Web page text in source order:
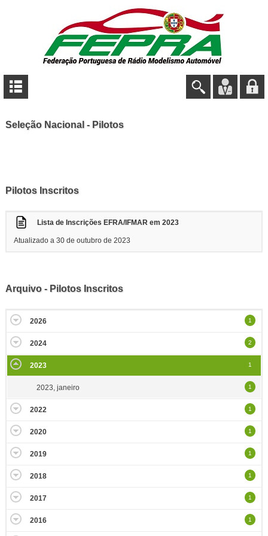
Seleção Nacional - Pilotos
Pilotos Inscritos
Lista de Inscrições EFRA/IFMAR em 2023
Atualizado a 30 de outubro de 2023
Arquivo - Pilotos Inscritos
2026 1
2024 2
2023 1
2023, janeiro 1
2022 1
2020 1
2019 1
2018 1
2017 1
2016 1